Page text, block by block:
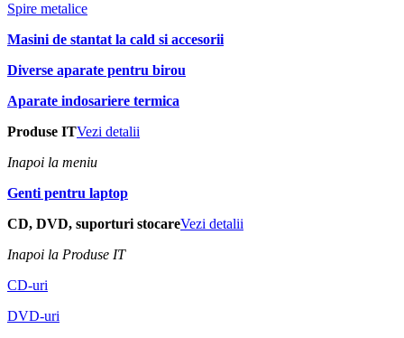
Spire metalice
Masini de stantat la cald si accesorii
Diverse aparate pentru birou
Aparate indosariere termica
Produse ITVezi detalii
Inapoi la meniu
Genti pentru laptop
CD, DVD, suporturi stocareVezi detalii
Inapoi la Produse IT
CD-uri
DVD-uri